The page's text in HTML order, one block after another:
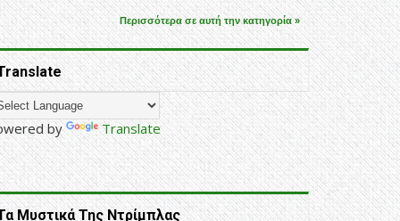
Περισσότερα σε αυτή την κατηγορία »
by Translate
Μυστικά Της Ντρίμπλας